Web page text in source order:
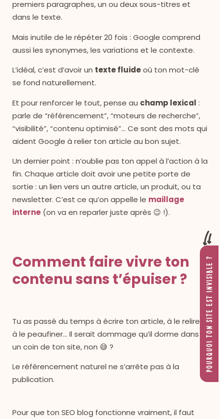
POURQUOI TON SITE EST INVISIBLE ?
premiers paragraphes, un ou deux sous-titres et
dans le texte.
Mais inutile de le répéter 20 fois : Google comprend
aussi les synonymes, les variations et le contexte.
L’idéal, c’est d’avoir un texte fluideoù ton mot-clé
se fond naturellement.
Et pour renforcer le tout, pense au champ lexical :
parle de “référencement”, “moteurs de recherche”,
“visibilité”, “contenu optimisé”… Ce sont des mots qui
aident Google à relier ton article au bon sujet.
Un dernier point : n’oublie pas ton appel à l’action à la
fin. Chaque article doit avoir une petite porte de
sortie : un lien vers un autre article, un produit, ou ta
newsletter. C’est ce qu’on appelle le maillage
interne (on va en reparler juste après 😉 !).
Comment faire vivre ton
contenu sans t’épuiser ?
Tu as passé du temps à écrire ton article, à le relire,
à le peaufiner… Il serait dommage qu’il dorme dans
un coin de ton site, non 😅 ?
Le référencement naturel ne s’arrête pas à la
publication.
Pour que ton SEO blog fonctionne vraiment, il faut